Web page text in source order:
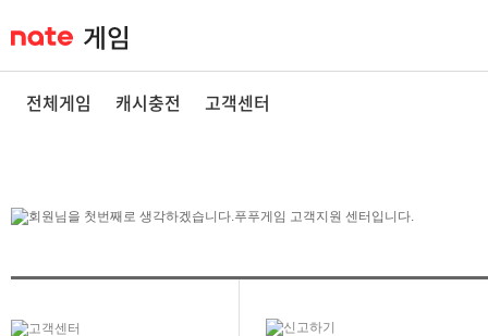
전체게임 캐시충전 고객센터